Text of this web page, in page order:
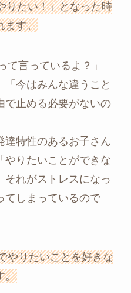
りたい！」となった時
ます。
て言っているよ？」
「今はみんな違うこと
で止める必要がないの
達特性のあるお子さん
やりたいことができな
それがストレスになっ
てしまっているので
やりたいことを好きな
。